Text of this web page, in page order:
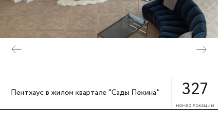
Пентхаус в жилом квартале "Сады Пекина" 327
номер локации